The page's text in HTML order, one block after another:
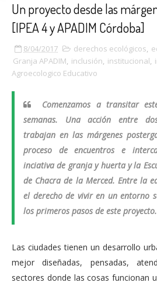
Un proyecto desde las
[IPEA 4 y APADIM Córdoba]
8/04/2017 derechos ecológicos,
Granja APADIM, inclusión, institucional,
Agroecologico Educativo
Comenzamos a transitar
semanas. Una acción entre
trabajan en las márgenes
proceso de encuentros e
inciativa de granja y huerta y la
de Chacra de la Merced. Entre la
el derecho de vivir en un entorno
los primeros pasos de este proyecto.
Las ciudades tienen un desarrollo
mejor diseñadas, pensadas,
sectores donde las cosas funcionan